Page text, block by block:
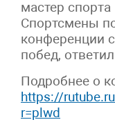
мастер
Спортсмены
конференции
побед,
Подробнее о
https://
r=plwd